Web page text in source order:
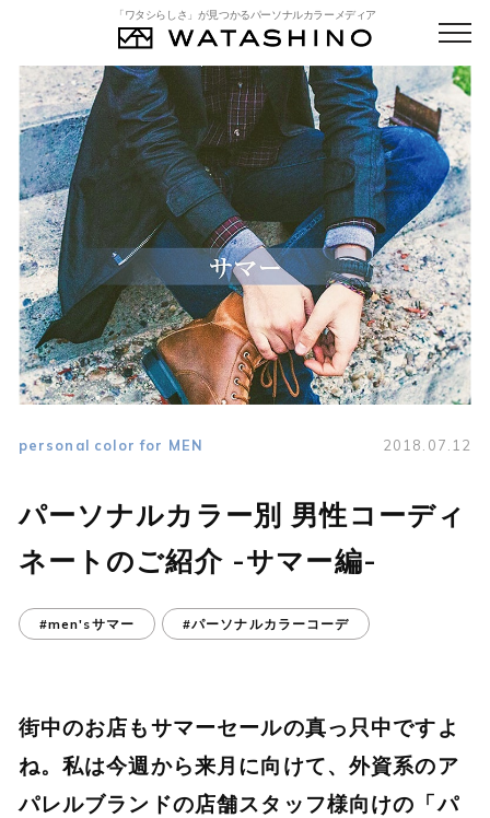
「ワタシらしさ」が見つかるパーソナルカラーメディア
personal color for MEN 2018.07.12
パーソナルカラー別 男性コーディ
ネートのご紹介 -サマー編-
#men'sサマー #パーソナルカラーコーデ
街中のお店もサマーセールの真っ只中ですよ
ね。私は今週から来月に向けて、外資系のア
パレルブランドの店舗スタッフ様向けの「パ